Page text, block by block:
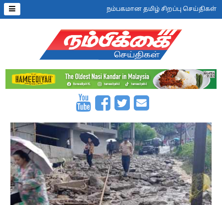
நம்பகமான தமிழ் சிறப்பு செய்திகள்